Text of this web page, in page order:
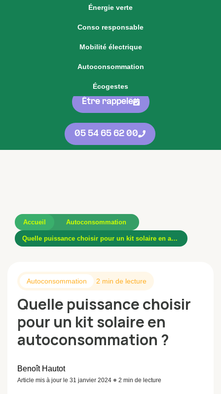
Énergie verte
Conso responsable
Mobilité électrique
Autoconsommation
Écogestes
Voir notre offre d'énergie fixe
05 54 65 62 00
Être rappelé
05 54 65 62 00
Accueil Autoconsommation
Quelle puissance choisir pour un kit solaire en autoconsommation ?
Autoconsommation 2 min de lecture
Quelle puissance choisir
pour un kit solaire en
autoconsommation ?
Benoît Hautot
Article mis à jour le 31 janvier 2024 2 min de lecture